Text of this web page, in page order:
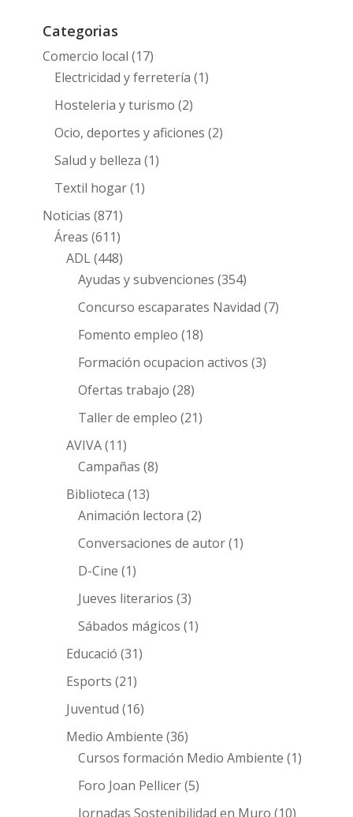
Categorias
Comercio local (17)
Electricidad y ferretería (1)
Hosteleria y turismo (2)
Ocio, deportes y aficiones (2)
Salud y belleza (1)
Textil hogar(1)
Noticias (871)
Áreas (611)
ADL(448)
Ayudas y subvenciones (354)
Concurso escaparates Navidad (7)
Fomento empleo (18)
Formación ocupacion activos (3)
Ofertas trabajo (28)
Taller de empleo (21)
AVIVA(11)
Campañas (8)
Biblioteca (13)
Animación lectora (2)
Conversaciones de autor(1)
D-Cine (1)
Jueves literarios (3)
Sábados mágicos (1)
Educació (31)
Esports (21)
Juventud (16)
Medio Ambiente (36)
Cursos formación Medio Ambiente (1)
Foro Joan Pellicer(5)
Jornadas Sostenibilidad en Muro (10)